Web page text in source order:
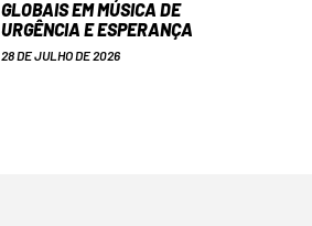
GLOBAIS EM MÚSICA DE
URGÊNCIA E ESPERANÇA
28 DE JULHO DE 2026